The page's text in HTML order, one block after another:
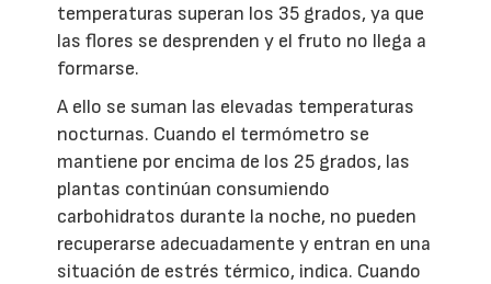
temperaturas superan los 35 grados, ya que
las flores se desprenden y el fruto no llega a
formarse.
A ello se suman las elevadas temperaturas
nocturnas. Cuando el termómetro se
mantiene por encima de los 25 grados, las
plantas continúan consumiendo
carbohidratos durante la noche, no pueden
recuperarse adecuadamente y entran en una
situación de estrés térmico, indica. Cuando